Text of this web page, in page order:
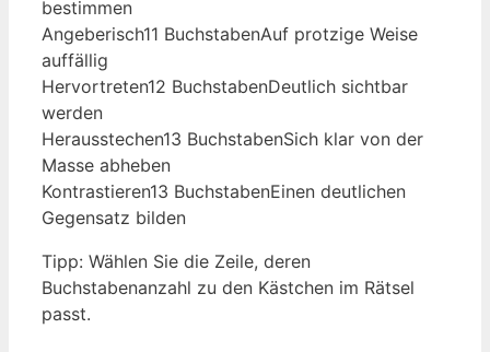
bestimmen
Angeberisch11 BuchstabenAuf protzige Weise
auffällig
Hervortreten12 BuchstabenDeutlich sichtbar
werden
Herausstechen13 BuchstabenSich klar von der
Masse abheben
Kontrastieren13 BuchstabenEinen deutlichen
Gegensatz bilden
Tipp: Wählen Sie die Zeile, deren
Buchstabenanzahl zu den Kästchen im Rätsel
passt.